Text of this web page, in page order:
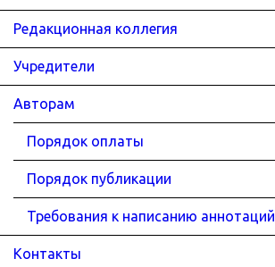
Редакционная коллегия
Учредители
Авторам
Порядок оплаты
Порядок публикации
Требования к написанию аннотаций
Контакты